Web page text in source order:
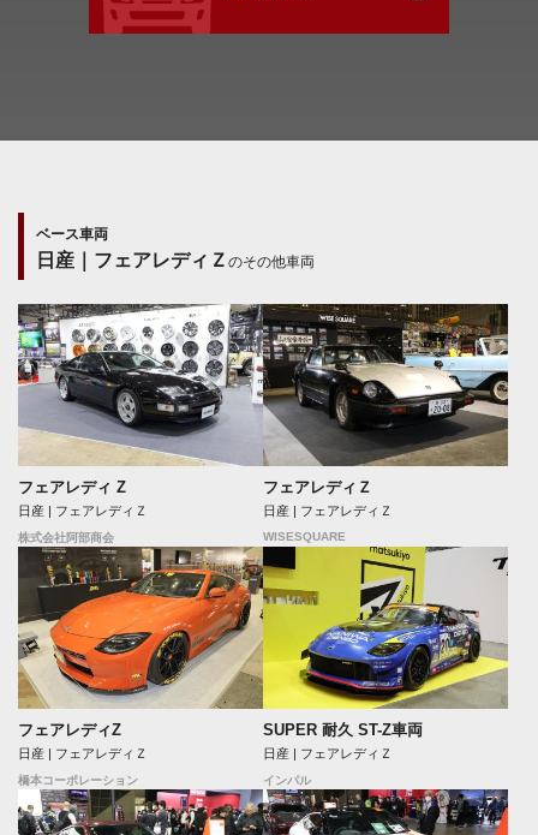
ベース車両
日産｜フェアレディＺ のその他車両
フェアレディ Z
日産 | フェアレディＺ
株式会社阿部商会
フェアレディＺ
日産 | フェアレディＺ
WISESQUARE
フェアレディZ
日産 | フェアレディＺ
橋本コーポレーション
SUPER 耐久 ST-Z車両
日産 | フェアレディＺ
インパル